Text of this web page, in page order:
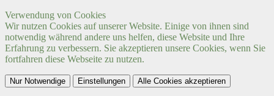
Verwendung von Cookies
Wir nutzen Cookies auf unserer Website. Einige von ihnen sind
notwendig während andere uns helfen, diese Website und Ihre
Erfahrung zu verbessern. Sie akzeptieren unsere Cookies, wenn Sie
fortfahren diese Webseite zu nutzen.
Nur Notwendige Einstellungen Alle Cookies akzeptieren